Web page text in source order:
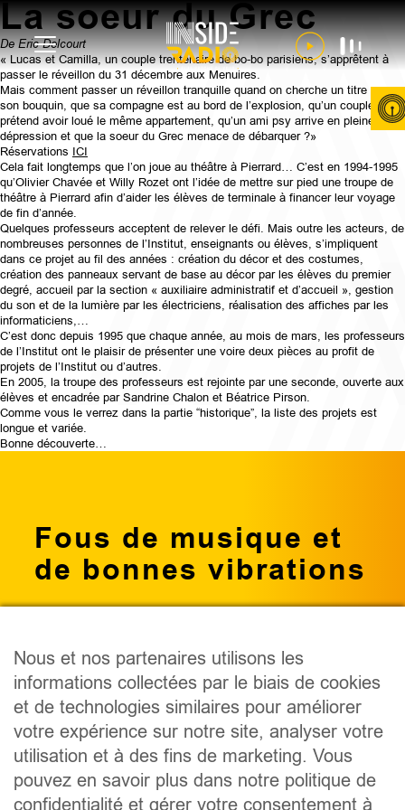
La soeur du Grec
De Eric Delcourt
« Lucas et Camilla, un couple trentenaire de bo-bo parisiens, s’apprêtent à
passer le réveillon du 31 décembre aux Menuires.
Mais comment passer un réveillon tranquille quand on cherche un titre pour
son bouquin, que sa compagne est au bord de l’explosion, qu’un couple
prétend avoir loué le même appartement, qu’un ami psy arrive en pleine
dépression et que la soeur du Grec menace de débarquer ?»
Réservations ICI
Cela fait longtemps que l’on joue au théâtre à Pierrard… C’est en 1994-1995
qu’Olivier Chavée et Willy Rozet ont l’idée de mettre sur pied une troupe de
théâtre à Pierrard afin d’aider les élèves de terminale à financer leur voyage
de fin d’année.
Quelques professeurs acceptent de relever le défi. Mais outre les acteurs, de
nombreuses personnes de l’Institut, enseignants ou élèves, s’impliquent
dans ce projet au fil des années : création du décor et des costumes,
création des panneaux servant de base au décor par les élèves du premier
degré, accueil par la section « auxiliaire administratif et d’accueil », gestion
du son et de la lumière par les électriciens, réalisation des affiches par les
informaticiens,…
C’est donc depuis 1995 que chaque année, au mois de mars, les professeurs
de l’Institut ont le plaisir de présenter une voire deux pièces au profit de
projets de l’Institut ou d’autres.
En 2005, la troupe des professeurs est rejointe par une seconde, ouverte aux
élèves et encadrée par Sandrine Chalon et Béatrice Pirson.
Comme vous le verrez dans la partie “historique”, la liste des projets est
longue et variée.
Bonne découverte…
Fous de musique et
de bonnes vibrations
PODCAST
ÉMISSIONS
ANIMATEURS
ÉVÈNEMENTS
Nous et nos partenaires utilisons les
informations collectées par le biais de cookies
et de technologies similaires pour améliorer
votre expérience sur notre site, analyser votre
utilisation et à des fins de marketing. Vous
pouvez en savoir plus dans notre politique de
confidentialité et gérer votre consentement à